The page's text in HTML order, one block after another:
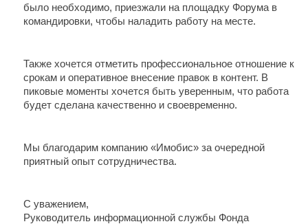
было необходимо, приезжали на площадку Форума в
командировки, чтобы наладить работу на месте.
Также хочется отметить профессиональное отношение к
срокам и оперативное внесение правок в контент. В
пиковые моменты хочется быть уверенным, что работа
будет сделана качественно и своевременно.
Мы благодарим компанию «Имобис» за очередной
приятный опыт сотрудничества.
С уважением,
Руководитель информационной службы Фонда